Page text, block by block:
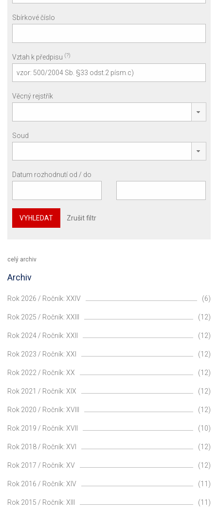
Sbírkové číslo
Vztah k předpisu (?)
Věcný rejstřík
Soud
Datum rozhodnutí od / do
VYHLEDAT Zrušit filtr
celý archiv
Archiv
Rok 2026 / Ročník: XXIV (6)
Rok 2025 / Ročník: XXIII (12)
Rok 2024 / Ročník: XXII (12)
Rok 2023 / Ročník: XXI (12)
Rok 2022 / Ročník: XX (12)
Rok 2021 / Ročník: XIX (12)
Rok 2020 / Ročník: XVIII (12)
Rok 2019 / Ročník: XVII (10)
Rok 2018 / Ročník: XVI (12)
Rok 2017 / Ročník: XV (12)
Rok 2016 / Ročník: XIV (11)
Rok 2015 / Ročník: XIII (11)